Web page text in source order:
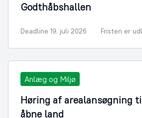
Godthåbshallen
Deadline 19. juli 2026 Fristen er
Anlæg og Miljø
Høring af arealansøgning
åbne land